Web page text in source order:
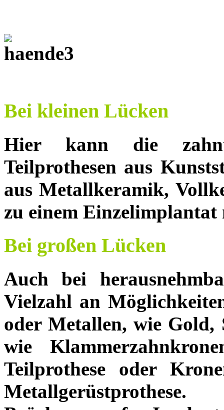
Bei kleinen Lücken
Hier kann die
Teilprothesen aus
aus Metallkeramik,
zu einem
Bei großen Lücken
Auch bei
Vielzahl an
oder Metallen, wie Gold,
wie
Teilprothese oder
Metallgerüstprothese.